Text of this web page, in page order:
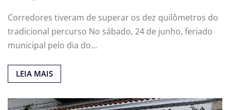
Corredores tiveram de superar os dez quilômetros do
tradicional percurso No sábado, 24 de junho, feriado
municipal pelo dia do…
LEIA MAIS